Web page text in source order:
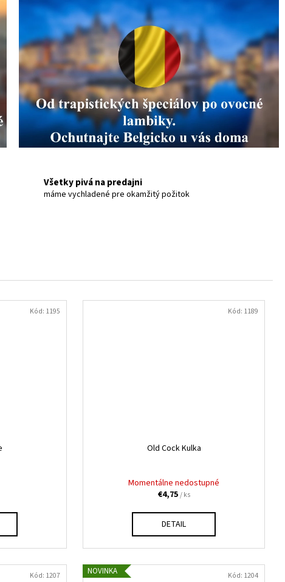
Všetky pivá na predajni
máme vychladené pre okamžitý požitok
Kód: 1195
Old Cock Kulka
Momentálne nedostupné
€4,75/ ks
DETAIL
Kód: 1189
Kód: 1207 NOVINKA Kód: 1204